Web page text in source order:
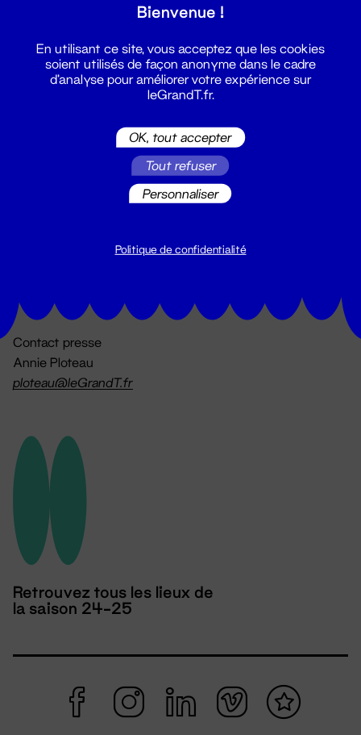
billetterie@leGrandT.fr
Contact presse
Annie Ploteau
ploteau@leGrandT.fr
Retrouvez tous les lieux de
la saison 24-25
Bienvenue !
En utilisant ce site, vous acceptez que les cookies
soient utilisés de façon anonyme dans le cadre
d'analyse pour améliorer votre expérience sur
leGrandT.fr.
OK, tout accepter
Tout refuser
Personnaliser
Politique de confidentialité